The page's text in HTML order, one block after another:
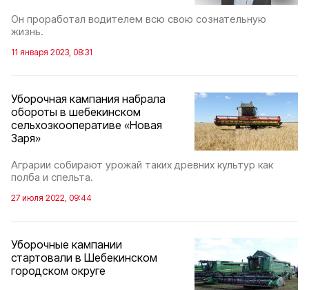
Он проработал водителем всю свою сознательную
жизнь.
11 января 2023, 08:31
Уборочная кампания набрала
обороты в шебекинском
сельхозкооперативе «Новая
Заря»
Аграрии собирают урожай таких древних культур как
полба и спельта.
27 июля 2022, 09:44
Уборочные кампании
стартовали в Шебекинском
городском округе